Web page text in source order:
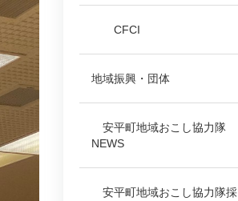
CFCI
地域振興・団体
安平町地域おこし協力隊
NEWS
安平町地域おこし協力隊採